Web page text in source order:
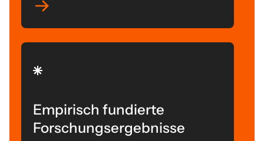
Empirisch fundierte
Forschungsergebnisse